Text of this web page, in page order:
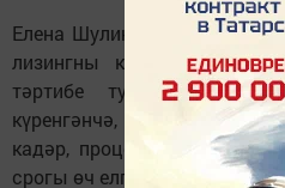
Елена Шулина чыгышыннан
лизингны кире кайтару
тәртибе турында
күренгәнчә,
кадәр, процент ставкасы -
срогы өч елга кадәр икән.